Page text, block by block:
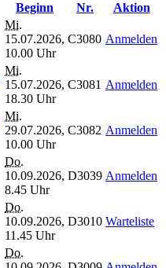
Beginn Nr. Aktion
Mi.
15.07.2026,
10.00 Uhr
C3080 Anmelden
Mi.
15.07.2026,
18.30 Uhr
C3081 Anmelden
Mi.
29.07.2026,
10.00 Uhr
C3082 Anmelden
Do.
10.09.2026,
8.45 Uhr
D3039 Anmelden
Do.
10.09.2026,
11.45 Uhr
D3010 Warteliste
Do.